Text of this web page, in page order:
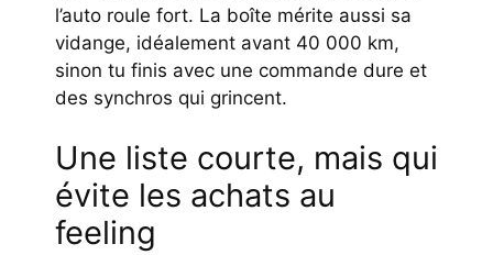
l’auto roule fort. La boîte mérite aussi sa
vidange, idéalement avant 40 000 km,
sinon tu finis avec une commande dure et
des synchros qui grincent.
Une liste courte, mais qui
évite les achats au
feeling